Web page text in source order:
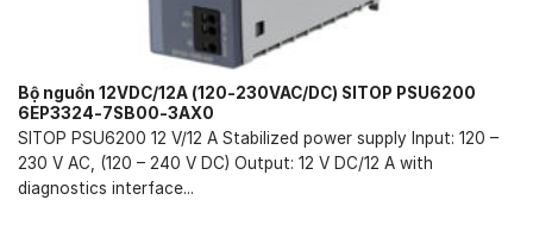
Bộ nguồn 12VDC/12A (120-230VAC/DC) SITOP PSU6200
6EP3324-7SB00-3AX0
SITOP PSU6200 12 V/12 A Stabilized power supply Input: 120 –
230 V AC, (120 – 240 V DC) Output: 12 V DC/12 A with
diagnostics interface...